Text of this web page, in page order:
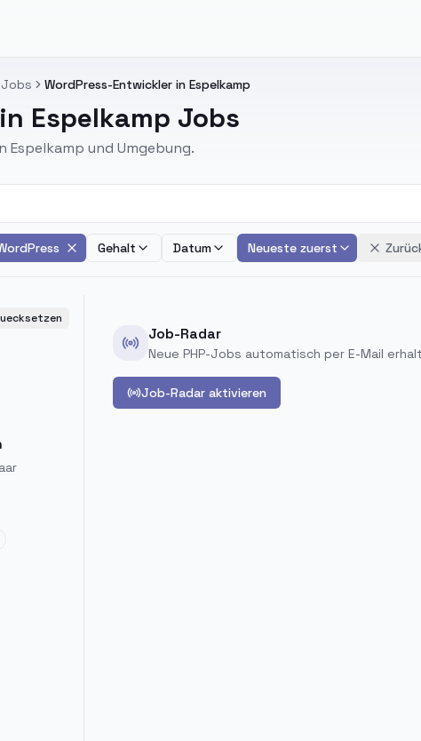
WordPress-Entwickler in Espelkamp
Espelkamp Jobs
und Umgebung.
Gehalt Datum Neueste zuerst
Job-Radar
Neue PHP-Jobs automatisch per E-Mail
Job-Radar aktivieren